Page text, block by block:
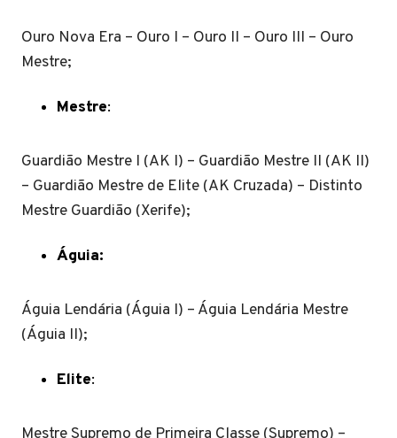
Ouro Nova Era – Ouro I – Ouro II – Ouro III – Ouro
Mestre;
Mestre:
Guardião Mestre I (AK I) – Guardião Mestre II (AK II)
– Guardião Mestre de Elite (AK Cruzada) – Distinto
Mestre Guardião (Xerife);
Águia:
Águia Lendária (Águia I) – Águia Lendária Mestre
(Águia II);
Elite: